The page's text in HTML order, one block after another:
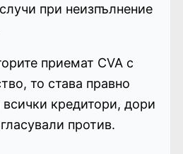
при неизпълнение
приемат CVA с
то става правно
кредитори, дори
против.